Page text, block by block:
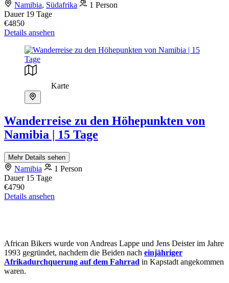
Namibia, Südafrika
1 Person
Dauer 19 Tage
€4850
Details ansehen
Karte
Wanderreise zu den Höhepunkten von
Namibia | 15 Tage
Mehr Details sehen
Namibia
1 Person
Dauer 15 Tage
€4790
Details ansehen
African Bikers wurde von Andreas Lappe und Jens Deister im Jahre
1993 gegründet, nachdem die Beiden nach einjähriger
Afrikadurchquerung auf dem Fahrrad in Kapstadt angekommen
waren.